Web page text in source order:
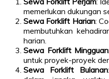
memerlukan dukungan
Sewa Forklift Harian:
membutuhkan
harian.
Sewa Forklift Mingguan
untuk proyek-proyek
Sewa Forklift Bulanan